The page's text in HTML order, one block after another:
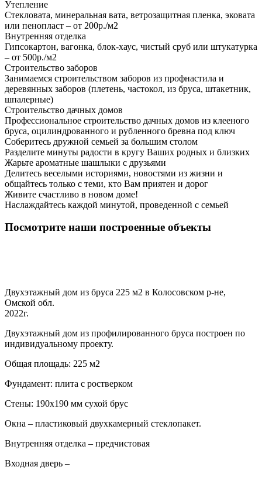
Утепление
Стекловата, минеральная вата, ветрозащитная пленка, эковата
или пенопласт – от 200р./м2
Внутренняя отделка
Гипсокартон, вагонка, блок-хаус, чистый сруб или штукатурка
– от 500р./м2
Строительство заборов
Занимаемся строительством заборов из профнастила и
деревянных заборов (плетень, частокол, из бруса, штакетник,
шпалерные)
Строительство дачных домов
Профессиональное строительство дачных домов из клееного
бруса, оцилиндрованного и рубленного бревна под ключ
Соберитесь дружной семьей за большим столом
Разделите минуты радости в кругу Ваших родных и близких
Жарьте ароматные шашлыки с друзьями
Делитесь веселыми историями, новостями из жизни и
общайтесь только с теми, кто Вам приятен и дорог
Живите счастливо в новом доме!
Наслаждайтесь каждой минутой, проведенной с семьей
Посмотрите наши построенные объекты
Двухэтажный дом из бруса 225 м2 в Колосовском р-не,
Омской обл.
2022г.
Двухэтажный дом из профилированного бруса построен по
индивидуальному проекту.
Общая площадь: 225 м2
Фундамент: плита с ростверком
Стены: 190х190 мм сухой брус
Окна – пластиковый двухкамерный стеклопакет.
Внутренняя отделка – предчистовая
Входная дверь –